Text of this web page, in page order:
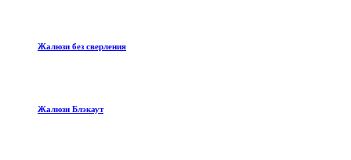
Жалюзи без сверления
Жалюзи Блэкаут